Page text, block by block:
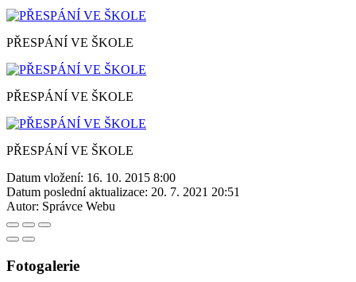
PŘESPÁNÍ VE ŠKOLE
PŘESPÁNÍ VE ŠKOLE
PŘESPÁNÍ VE ŠKOLE
Datum vložení: 16. 10. 2015 8:00
Datum poslední aktualizace: 20. 7. 2021 20:51
Autor: Správce Webu
Fotogalerie